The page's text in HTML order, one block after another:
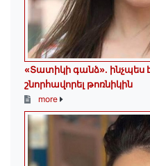
«Տատիկի գանձ». ինչպես
շնորհավորել թոռնիկին
more